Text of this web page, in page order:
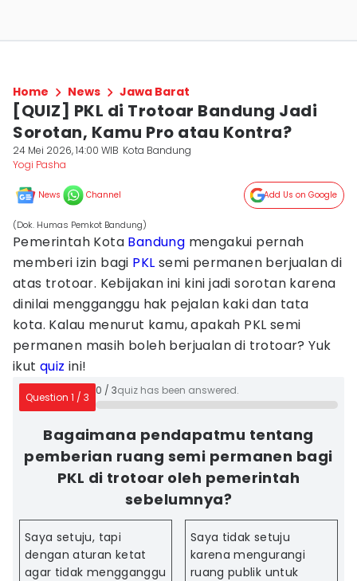
Home News Jawa Barat
[QUIZ] PKL di Trotoar Bandung Jadi
Sorotan, Kamu Pro atau Kontra?
24 Mei 2026, 14:00 WIB Kota Bandung
Yogi Pasha
News Channel Add Us on Google
(Dok. Humas Pemkot Bandung)
Pemerintah Kota Bandung mengakui pernah
memberi izin bagi PKL semi permanen berjualan di
atas trotoar. Kebijakan ini kini jadi sorotan karena
dinilai mengganggu hak pejalan kaki dan tata
kota. Kalau menurut kamu, apakah PKL semi
permanen masih boleh berjualan di trotoar? Yuk
ikut quiz ini!
Question 1 / 3
0 / 3quiz has been answered.
Bagaimana pendapatmu tentang
pemberian ruang semi permanen bagi
PKL di trotoar oleh pemerintah
sebelumnya?
Saya setuju, tapi
dengan aturan ketat
agar tidak mengganggu
Saya tidak setuju
karena mengurangi
ruang publik untuk